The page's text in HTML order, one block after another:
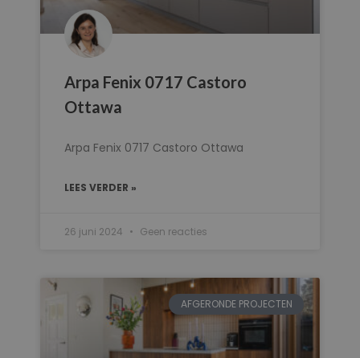
Arpa Fenix 0717 Castoro
Ottawa
Arpa Fenix 0717 Castoro Ottawa
LEES VERDER »
26 juni 2024 Geen reacties
AFGERONDE PROJECTEN